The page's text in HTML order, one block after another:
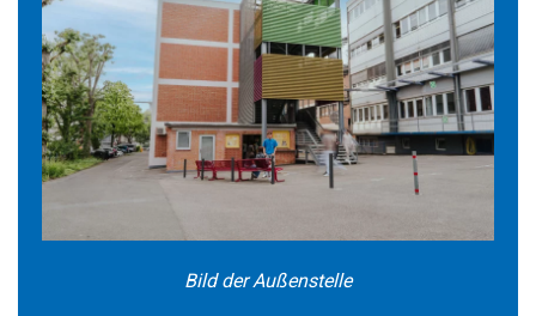
Bild der Außenstelle